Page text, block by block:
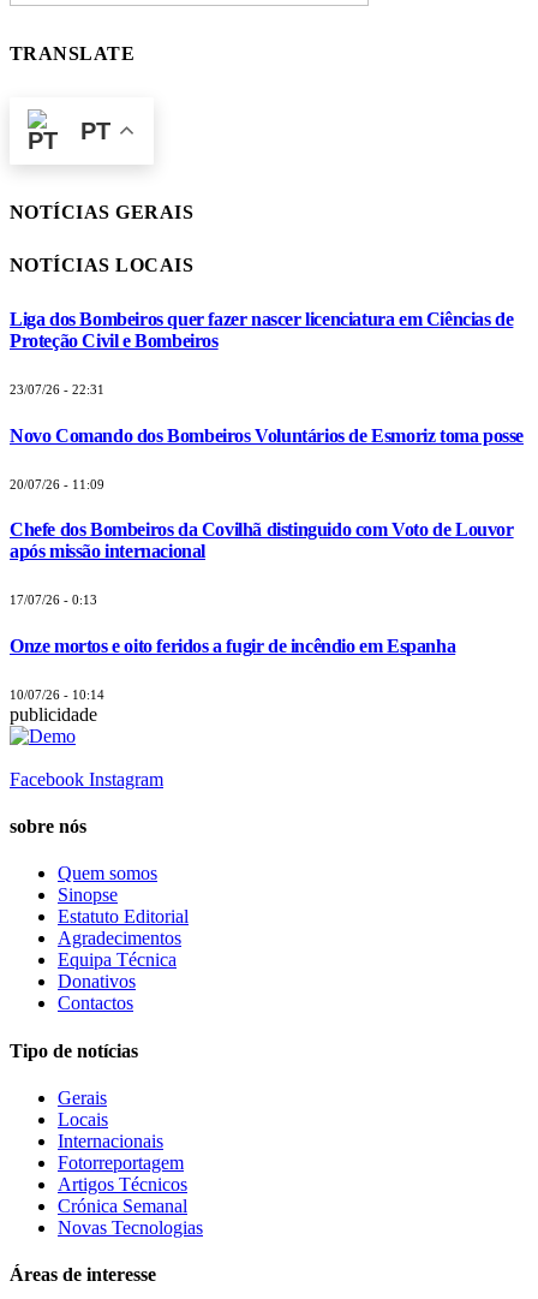
TRANSLATE
PT
NOTÍCIAS GERAIS
NOTÍCIAS LOCAIS
Liga dos Bombeiros quer fazer nascer licenciatura em Ciências de
Proteção Civil e Bombeiros
23/07/26 - 22:31
Novo Comando dos Bombeiros Voluntários de Esmoriz toma posse
20/07/26 - 11:09
Chefe dos Bombeiros da Covilhã distinguido com Voto de Louvor
após missão internacional
17/07/26 - 0:13
Onze mortos e oito feridos a fugir de incêndio em Espanha
10/07/26 - 10:14
publicidade
Facebook Instagram
sobre nós
Quem somos
Sinopse
Estatuto Editorial
Agradecimentos
Equipa Técnica
Donativos
Contactos
Tipo de notícias
Gerais
Locais
Internacionais
Fotorreportagem
Artigos Técnicos
Crónica Semanal
Novas Tecnologias
Áreas de interesse